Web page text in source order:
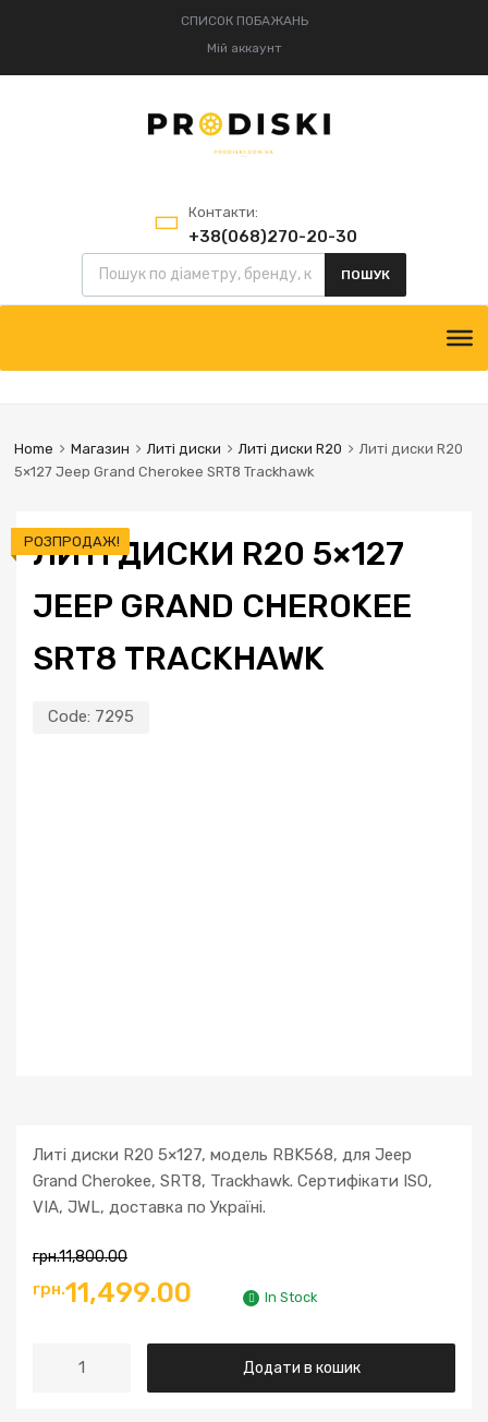
СПИСОК ПОБАЖАНЬ
Мій аккаунт
Контакти:
+38(068)270-20-30
+38(095)834-52-75
ПОШУК
Home Магазин Литі диски Литі диски R20
Литі диски R20
5×127 Jeep Grand Cherokee SRT8 Trackhawk
ЛИТІ ДИСКИ R20 5×127
JEEP GRAND CHEROKEE
SRT8 TRACKHAWK
Code: 7295
РОЗПРОДАЖ!
Литі диски R20 5×127, модель RBK568, для Jeep
Grand Cherokee, SRT8, Trackhawk. Сертифікати ISO,
VIA, JWL, доставка по Україні.
грн.11,800.00
грн.11,499.00 In Stock
Додати в кошик